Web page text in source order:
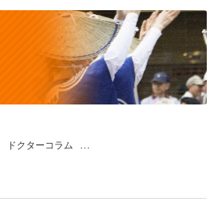
ドクターコラム